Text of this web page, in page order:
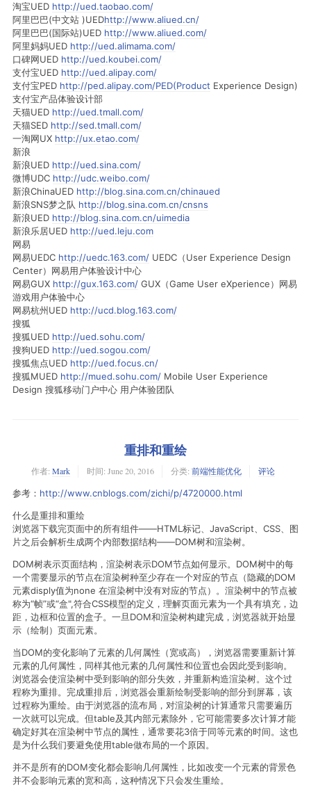
淘宝UED http://ued.taobao.com/
阿里巴巴(中文站 )UEDhttp://www.aliued.cn/
阿里巴巴(国际站)UED http://www.aliued.com/
阿里妈妈UED http://ued.alimama.com/
口碑网UED http://ued.koubei.com/
支付宝UED http://ued.alipay.com/
支付宝PED http://ped.alipay.com/PED(Product Experience Design)
支付宝产品体验设计部
天猫UED http://ued.tmall.com/
天猫SED http://sed.tmall.com/
一淘网UX http://ux.etao.com/
新浪
新浪UED http://ued.sina.com/
微博UDC http://udc.weibo.com/
新浪ChinaUED http://blog.sina.com.cn/chinaued
新浪SNS梦之队 http://blog.sina.com.cn/cnsns
新浪UED http://blog.sina.com.cn/uimedia
新浪乐居UED http://ued.leju.com
网易
网易UEDC http://uedc.163.com/ UEDC（User Experience Design
Center）网易用户体验设计中心
网易GUX http://gux.163.com/ GUX（Game User eXperience）网易
游戏用户体验中心
网易杭州UED http://ucd.blog.163.com/
搜狐
搜狐UED http://ued.sohu.com/
搜狗UED http://ued.sogou.com/
搜狐焦点UED http://ued.focus.cn/
搜狐MUED http://mued.sohu.com/ Mobile User Experience
Design 搜狐移动门户中心 用户体验团队
重排和重绘
作者: Mark 时间: June 20, 2016 分类: 前端性能优化
评论
参考： http://www.cnblogs.com/zichi/p/4720000.html
什么是重排和重绘
浏览器下载完页面中的所有组件——HTML标记、JavaScript、CSS、图
片之后会解析生成两个内部数据结构——DOM树和渲染树。
DOM树表示页面结构，渲染树表示DOM节点如何显示。DOM树中的每
一个需要显示的节点在渲染树种至少存在一个对应的节点（隐藏的DOM
元素disply值为none 在渲染树中没有对应的节点）。渲染树中的节点被
称为“帧”或“盒",符合CSS模型的定义，理解页面元素为一个具有填充，边
距，边框和位置的盒子。一旦DOM和渲染树构建完成，浏览器就开始显
示（绘制）页面元素。
当DOM的变化影响了元素的几何属性（宽或高），浏览器需要重新计算
元素的几何属性，同样其他元素的几何属性和位置也会因此受到影响。
浏览器会使渲染树中受到影响的部分失效，并重新构造渲染树。这个过
程称为重排。完成重排后，浏览器会重新绘制受影响的部分到屏幕，该
过程称为重绘。由于浏览器的流布局，对渲染树的计算通常只需要遍历
一次就可以完成。但table及其内部元素除外，它可能需要多次计算才能
确定好其在渲染树中节点的属性，通常要花3倍于同等元素的时间。这也
是为什么我们要避免使用table做布局的一个原因。
并不是所有的DOM变化都会影响几何属性，比如改变一个元素的背景色
并不会影响元素的宽和高，这种情况下只会发生重绘。